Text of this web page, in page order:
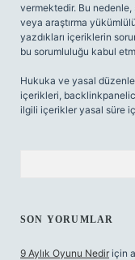
vermektedir. Bu
veya araştırma
yazdıkları içeriklerin
bu sorumluluğu kabul
Hukuka ve yasal
içerikleri,
ilgili içerikler yasal süre
SON YORUMLAR
9 Aylık Oyunu Nedir için